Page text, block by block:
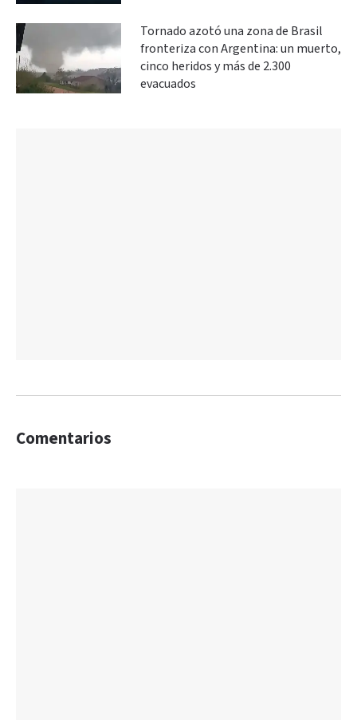
Tornado azotó una zona de Brasil
fronteriza con Argentina: un muerto,
cinco heridos y más de 2.300
evacuados
Comentarios